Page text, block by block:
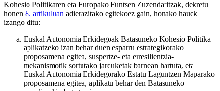
Kohesio Politikaren eta Europako Funtsen Zuzendaritzak, dekretu
honen 8. artikuluan adierazitako egitekoez gain, honako hauek
izango ditu:
Euskal Autonomia Erkidegoak Batasuneko Kohesio Politika
aplikatzeko izan behar duen esparru estrategikorako
proposamena egitea, suspertze- eta erresilientzia-
mekanismotik sortutako jarduketak barnean hartuta, eta
Euskal Autonomia Erkidegorako Estatu Laguntzen Maparako
proposamena egitea, aplikatu behar den Batasuneko